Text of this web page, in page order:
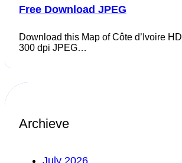
Free Download JPEG
Download this Map of Côte d’Ivoire HD
300 dpi JPEG…
Archieve
July 2026